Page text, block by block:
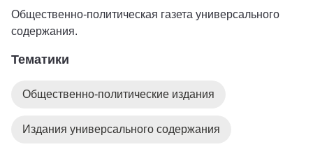
Общественно-политическая газета универсального
содержания.
Тематики
Общественно-политические издания
Издания универсального содержания